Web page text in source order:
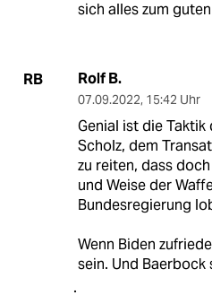
sich alles zum
RB Rolf B.
07.09.2022, 15:42 Uhr
Genial ist die
Scholz, dem
zu reiten, dass
und Weise der
Bundesregierung
Wenn Biden
sein. Und Baerbock